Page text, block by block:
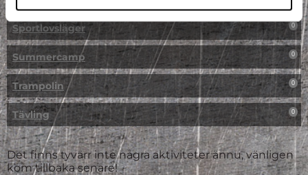
Sportlovsläger 0
Summercamp 0
Trampolin 0
Tävling 0
Det finns tyvärr inte några aktiviteter ännu, vänligen
kom tillbaka senare!